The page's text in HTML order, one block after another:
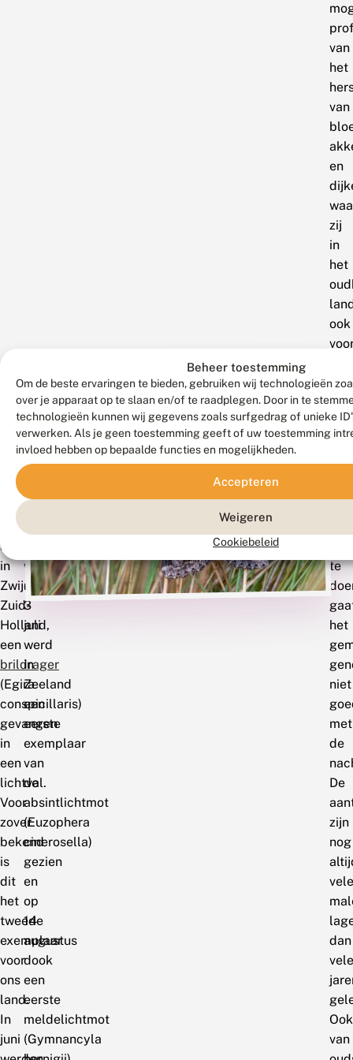
Beheer toestemming
Om de beste ervaringen te bieden, gebruiken wij technologieën
over je apparaat op te slaan en/of te raadplegen. Door in te
technologieën kunnen wij gegevens zoals surfgedrag of unieke
verwerken. Als je geen toestemming geeft of uw toestemming
invloed hebben op bepaalde functies en mogelijkheden.
Accepteren
Weigeren
Cookiebeleid
van
het
van
en
zij
in
het
ook
Na
vele
jaren
werd
afgelopen
jaar
april
in
Zwijndrecht,
Zuid-
Holland,
een
brildrager
(Egira
conspicillaris)
gevangen
in
een
lichtval.
Voor
zover
bekend
is
dit
het
tweede
exemplaar
voor
ons
land.
In
juni
In
de
zomer
werden
ook
nieuwe
waargenomen:
op
3
juli
werd
in
Zeeland
een
eerste
exemplaar
van
de
absintlichtmot
(Euzophera
cinerosella)
gezien
en
op
14
augustus
dook
een
eerste
meldelichtmot
(Gymnancyla
dat
een
te
het
niet
met
de
De
zijn
nog
vele
dan
vele
Ook
van